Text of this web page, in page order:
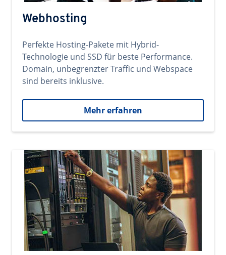
Webhosting
Perfekte Hosting-Pakete mit Hybrid-
Technologie und SSD für beste Performance.
Domain, unbegrenzter Traffic und Webspace
sind bereits inklusive.
Mehr erfahren